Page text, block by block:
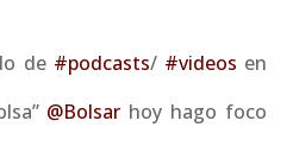
de #podcasts/ #videos en
@Bolsar hoy hago foco